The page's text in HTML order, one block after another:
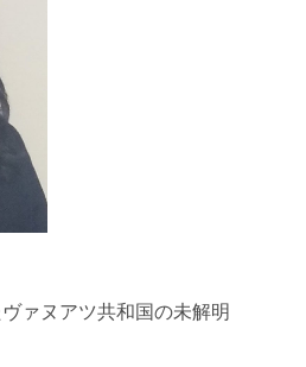
ァヌアツ共和国の未解明